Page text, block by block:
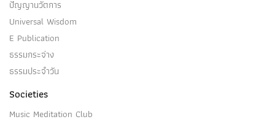
ปัญญานวัตการ
Universal Wisdom
E Publication
ธรรมกระจ่าง
ธรรมประจำวัน
Societies
Music Meditation Club